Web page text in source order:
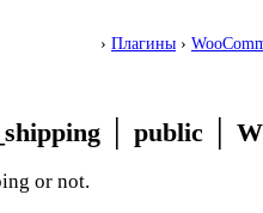
› Плагины ›
public
or not.